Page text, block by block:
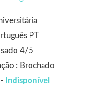
PT
4/5
: Brochado
Indisponível